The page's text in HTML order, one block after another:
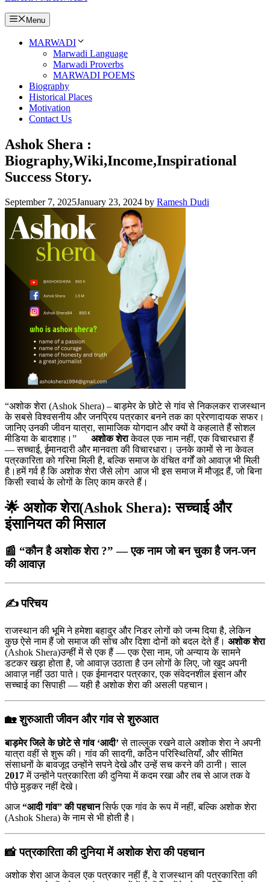
Menu
MARWADI
Marwadi Language
Marwadi Proverbs
MARWADI POEMS
Biography
Historical Places
Motivation
Contact Us
Ashok Shera :
Biography,Wiki,Income,Inspirational
Success Story.
September 7, 2025January 23, 2024 by Ramesh Dudi
“अशोक शेरा (Ashok Shera) – बाड़मेर के छोटे से गांव से निकलकर राजस्थान
के सबसे विश्वसनीय और जनप्रिय पत्रकार बनने तक का प्रेरणादायक सफर।
जानिए उनकी जीवन यात्रा, सामाजिक योगदान और क्यों वे कहलाते हैं सोशल
मीडिया के बादशाह।” अशोक शेराकेवल एक नाम नहीं, एक विचारधारा हैं
— सच्चाई, ईमानदारी और मानवता की विचारधारा। उनके कामों से ना केवल
पत्रकारिता को गरिमा मिली है, बल्कि समाज के वंचित वर्गों को आवाज़ भी मिली
है।हमें गर्व है कि अशोक शेरा जैसे लोग आज भी इस समाज में मौजूद हैं, जो बिना
किसी स्वार्थ के लोगों के लिए काम करते हैं।
🌟 अशोक शेरा(Ashok Shera): सच्चाई और
इंसानियत की मिसाल
📰 “कौन है अशोक शेरा ?” — एक नाम जो बन चुका है जन-जन
की आवाज़
✍️परिचय
राजस्थान की भूमि ने हमेशा बहादुर और निडर लोगों को जन्म दिया है, लेकिन
कुछ ऐसे नाम हैं जो समाज की सोच और दिशा दोनों को बदल देते हैं। अशोक शेरा
(Ashok Shera)उन्हीं में से एक हैं — एक ऐसा नाम, जो अन्याय के सामने
डटकर खड़ा होता है, जो आवाज़ उठाता है उन लोगों के लिए, जो खुद अपनी
आवाज़ नहीं उठा पाते। एक ईमानदार पत्रकार, एक संवेदनशील इंसान और
सच्चाई का सिपाही — यही है अशोक शेरा की असली पहचान।
🏡शुरुआती जीवन और गांव से शुरुआत
बाड़मेर जिले के छोटे से गांव ‘आदी’से ताल्लुक रखने वाले अशोक शेरा ने अपनी
यात्रा वहीं से शुरू की। गांव की सादगी, कठिन परिस्थितियाँ, और सीमित
संसाधनों के बावजूद उन्होंने सपने देखे और उन्हें सच करने की ठानी। साल
2017में उन्होंने पत्रकारिता की दुनिया में कदम रखा और तब से आज तक वे
पीछे मुड़कर नहीं देखे।
आज“आदी गांव” की पहचानसिर्फ एक गांव के रूप में नहीं, बल्कि अशोक शेरा
(Ashok Shera) के नाम से भी होती है।
📸पत्रकारिता की दुनिया में अशोक शेरा की पहचान
अशोक शेरा आज केवल एक पत्रकार नहीं हैं, वे राजस्थान की पत्रकारिता की